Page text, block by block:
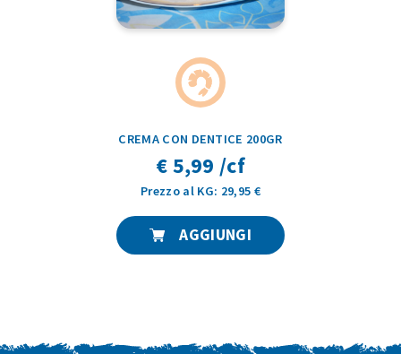
CREMA CON DENTICE 200GR
€ 5,99 /cf
Prezzo al KG: 29,95 €
AGGIUNGI